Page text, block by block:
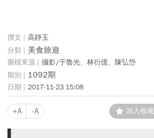
高靜玉
美食旅遊
攝影/于魯光、林衍億、陳弘岱
1092期
2017-11-23 15:08
+A -A 加入收藏